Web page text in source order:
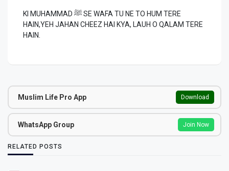
KI MUHAMMAD ﷺ SE WAFA TU NE TO HUM TERE
HAIN,YEH JAHAN CHEEZ HAI KYA, LAUH O QALAM TERE
HAIN.
Muslim Life Pro App Download
WhatsApp Group Join Now
RELATED POSTS